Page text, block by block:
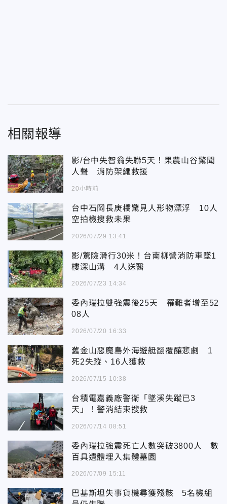
相關報導
影/台中失智翁失聯5天！果農山谷驚聞
人聲 消防架繩救援
20小時前
台中石岡長庚橋驚見人形物漂浮 10人
空拍機搜救未果
2026/07/29 13:41
影/驚險滑行30米！台南柳營消防車墜1
樓深山溝 4人送醫
2026/07/23 14:34
委內瑞拉雙強震後25天 罹難者增至52
08人
2026/07/20 16:33
舊金山惡魔島外海遊艇翻覆釀悲劇 1
死2失蹤、16人獲救
2026/07/15 10:38
台積電嘉義廠警衛「墜溪失蹤已3
天」！警消結束搜救
2026/07/14 08:51
委內瑞拉強震死亡人數突破3800人 數
百具遺體埋入集體墓園
2026/07/09 15:11
巴基斯坦失事貨機尋獲殘骸 5名機組